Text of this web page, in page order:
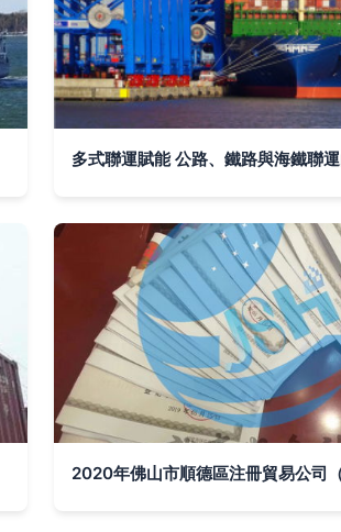
多式聯運賦能 公路、鐵路與海鐵聯